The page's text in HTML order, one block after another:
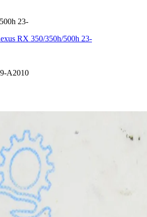
23-
RX 350/350h/500h 23-
A2010